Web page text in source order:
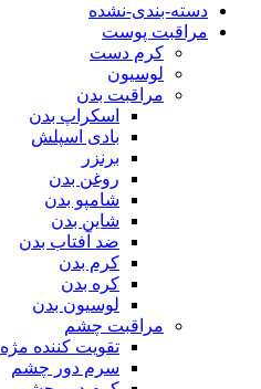
دسته-بندی-نشده
مراقبت پوست
کرم دست
لوسیون
مراقبت بدن
اسکراپ بدن
بادی اسپلش
برنزر
روغن بدن
شامپو بدن
شاین بدن
ضد آفتاب بدن
کرم بدن
کره بدن
لوسیون بدن
مراقبت چشم
تقویت کننده مژه
سرم دور چشم